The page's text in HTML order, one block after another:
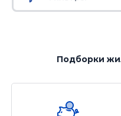
Подборки